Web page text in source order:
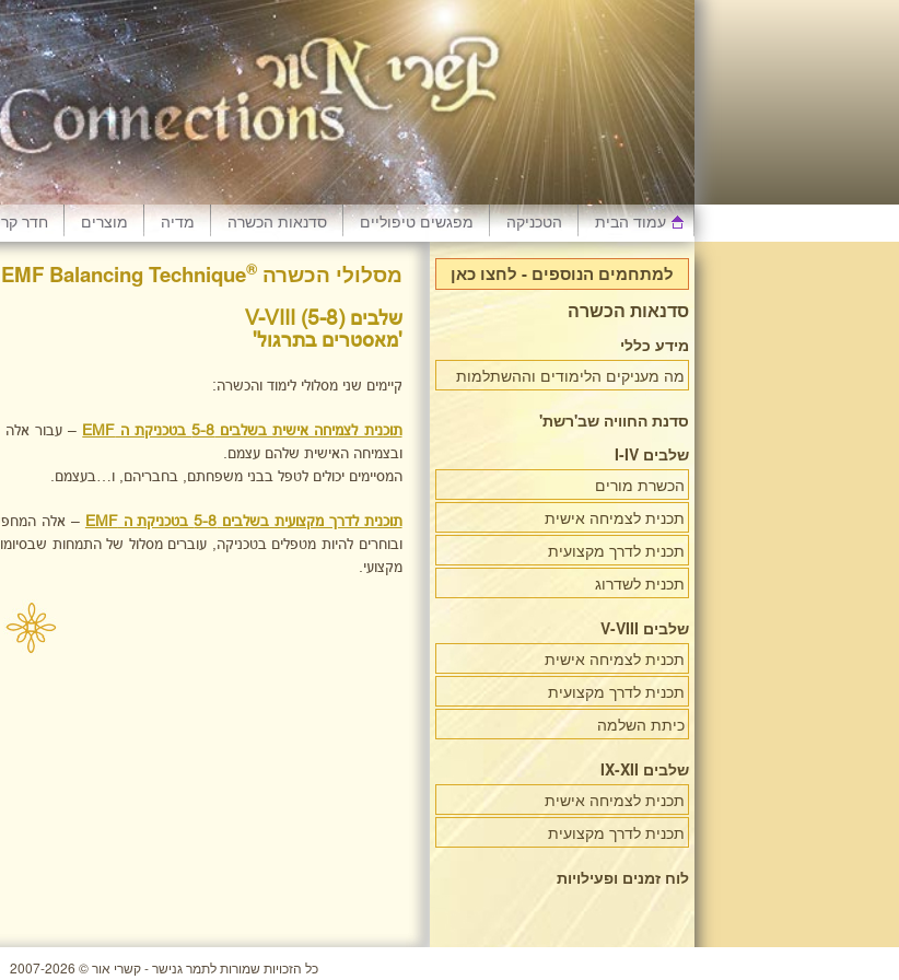
עמוד הבית הטכניקה מפגשים טיפוליים סדנאות הכשרה מדיה מוצרים חדר
מסלולי הכשרה®EMF Balancing Technique טכניקת איזון השדה האלקטרומגנטי
שלבים(5-8)
'מאסטרים בתרגול'
קיימים שני מסלולי לימוד והכשרה:
תוכנית לצמיחה אישית בשלבים 5-8 בטכניקת ה EMF
– עבור אלה
ובצמיחה האישית שלהם עצמם.
המסיימים יכולים לטפל בבני משפחתם, בחבריהם, ו…בעצמם.
תוכנית לדרך מקצועית בשלבים 5-8 בטכניקת ה EMF
– אלה
ובוחרים להיות מטפלים בטכניקה, עוברים מסלול של התמחות
מקצועי.
למתחמים הנוספים - לחצו כאן
סדנאות הכשרה
מידע כללי
מה מעניקים הלימודים וההשתלמות
סדנת החוויה שב'רשת'
שלבים I-IV
הכשרת מורים
תכנית לצמיחה אישית
תכנית לדרך מקצועית
תכנית לשדרוג
שלבים V-VIII
תכנית לצמיחה אישית
תכנית לדרך מקצועית
כיתת השלמה
שלבים IX-XII
תכנית לצמיחה אישית
תכנית לדרך מקצועית
לוח זמנים ופעילויות
כל הזכויות שמורות לתמר גנישר - קשרי אור © 2007-2026